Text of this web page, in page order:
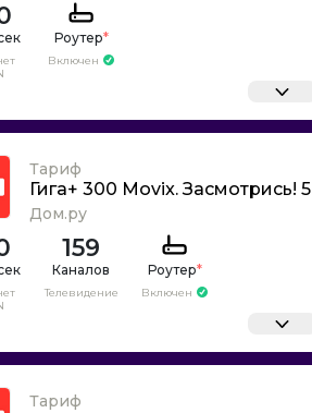
Роутер*
Включен
Тариф
Гига+ 300 Movix. Засмотрись! 5
Дом.ру
159
Каналов
Телевидение
Роутер*
Включен
Тариф